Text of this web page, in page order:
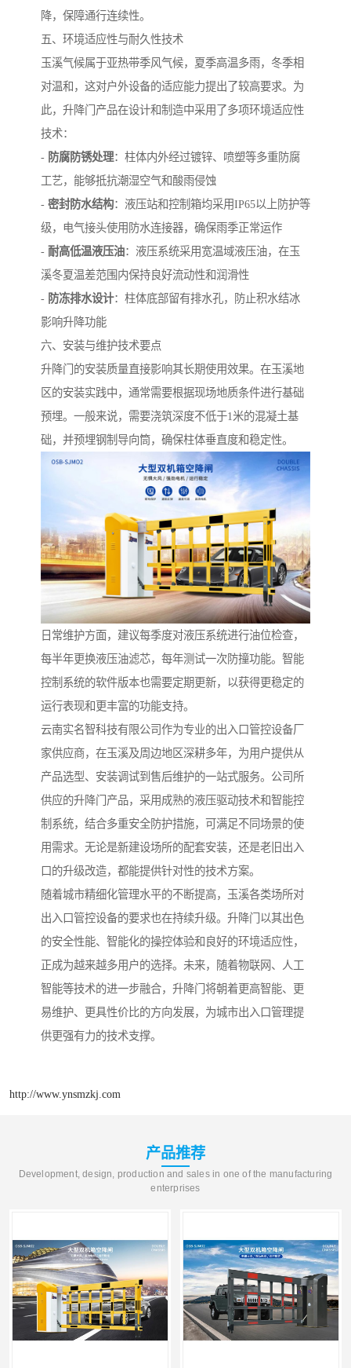
降，保障通行连续性。
五、环境适应性与耐久性技术
玉溪气候属于亚热带季风气候，夏季高温多雨，冬季相
对温和，这对户外设备的适应能力提出了较高要求。为
此，升降门产品在设计和制造中采用了多项环境适应性
技术：
- 防腐防锈处理：柱体内外经过镀锌、喷塑等多重防腐
工艺，能够抵抗潮湿空气和酸雨侵蚀
- 密封防水结构：液压站和控制箱均采用IP65以上防护等
级，电气接头使用防水连接器，确保雨季正常运作
- 耐高低温液压油：液压系统采用宽温域液压油，在玉
溪冬夏温差范围内保持良好流动性和润滑性
- 防冻排水设计：柱体底部留有排水孔，防止积水结冰
影响升降功能
六、安装与维护技术要点
升降门的安装质量直接影响其长期使用效果。在玉溪地
区的安装实践中，通常需要根据现场地质条件进行基础
预埋。一般来说，需要浇筑深度不低于1米的混凝土基
础，并预埋钢制导向筒，确保柱体垂直度和稳定性。
日常维护方面，建议每季度对液压系统进行油位检查，
每半年更换液压油滤芯，每年测试一次防撞功能。智能
控制系统的软件版本也需要定期更新，以获得更稳定的
运行表现和更丰富的功能支持。
云南实名智科技有限公司作为专业的出入口管控设备厂
家供应商，在玉溪及周边地区深耕多年，为用户提供从
产品选型、安装调试到售后维护的一站式服务。公司所
供应的升降门产品，采用成熟的液压驱动技术和智能控
制系统，结合多重安全防护措施，可满足不同场景的使
用需求。无论是新建设场所的配套安装，还是老旧出入
口的升级改造，都能提供针对性的技术方案。
随着城市精细化管理水平的不断提高，玉溪各类场所对
出入口管控设备的要求也在持续升级。升降门以其出色
的安全性能、智能化的操控体验和良好的环境适应性，
正成为越来越多用户的选择。未来，随着物联网、人工
智能等技术的进一步融合，升降门将朝着更高智能、更
易维护、更具性价比的方向发展，为城市出入口管理提
供更强有力的技术支撑。
http://www.ynsmzkj.com
产品推荐
Development, design, production and sales in one of the manufacturing
enterprises